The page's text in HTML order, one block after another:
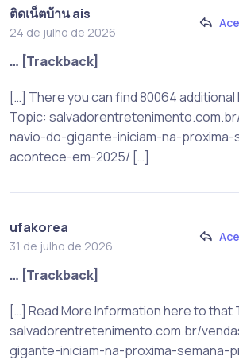
ติดเน็ตบ้าน ais
24 de julho de 2026
… [Trackback]
[…] There you can find 80064
Topic:
navio-do-gigante-iniciam-na-
acontece-em-2025/ […]
ufakorea
31 de julho de 2026
… [Trackback]
[…] Read More Information here to that
salvadorentretenimento.com.br/
gigante-iniciam-na-proxima-